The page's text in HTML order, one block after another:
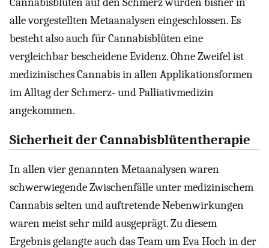
alle vorgestellten Metaanalysen eingeschlossen. Es
besteht also auch für Cannabisblüten eine
vergleichbar bescheidene Evidenz. Ohne Zweifel ist
medizinisches Cannabis in allen Applikationsformen
im Alltag der Schmerz- und Palliativmedizin
angekommen.
Sicherheit der Cannabisblütentherapie
In allen vier genannten Metaanalysen waren
schwerwiegende Zwischenfälle unter medizinischem
Cannabis selten und auftretende Nebenwirkungen
waren meist sehr mild ausgeprägt. Zu diesem
Ergebnis gelangte auch das Team um Eva Hoch in der